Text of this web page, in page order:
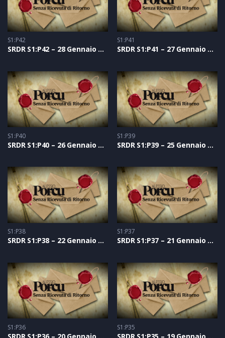
S1:P42
SRDR S1:P42 – 28 Gennaio 2021
S1:P41
SRDR S1:P41 – 27 Gennaio 2021
S1:P40
SRDR S1:P40 – 26 Gennaio 2021
S1:P39
SRDR S1:P39 – 25 Gennaio 2021
S1:P38
SRDR S1:P38 – 22 Gennaio 2021
S1:P37
SRDR S1:P37 – 21 Gennaio 2021
S1:P36 S1:P35